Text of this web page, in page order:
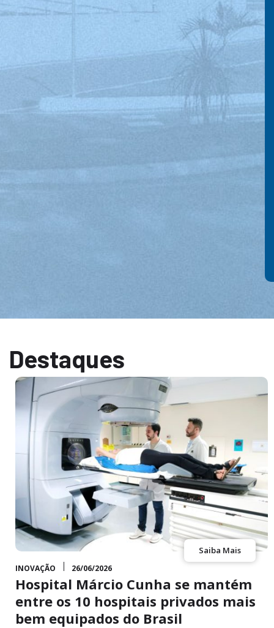
Destaques
Saiba Mais
INOVAÇÃO 26/06/2026
Hospital Márcio Cunha se mantém
entre os 10 hospitais privados mais
bem equipados do Brasil